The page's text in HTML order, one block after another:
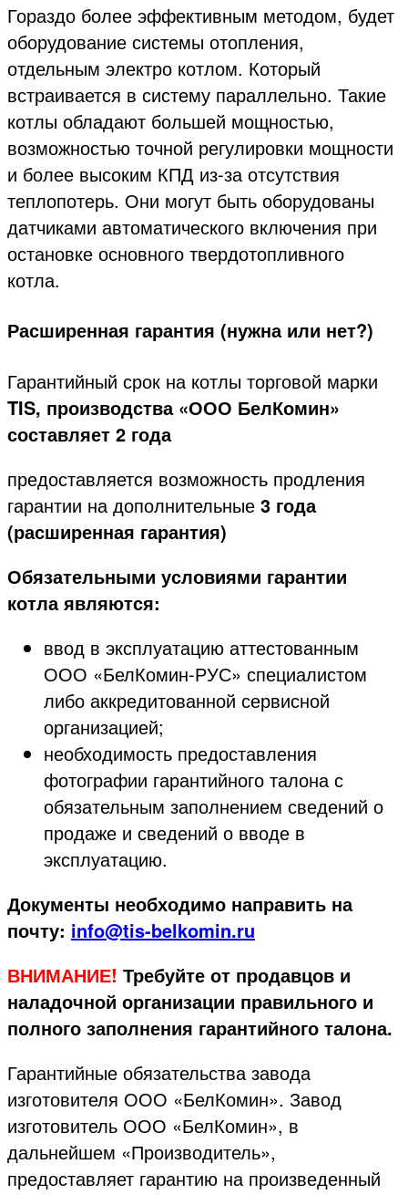
Гораздо более эффективным методом, будет
оборудование системы отопления,
отдельным электро котлом. Который
встраивается в систему параллельно. Такие
котлы обладают большей мощностью,
возможностью точной регулировки мощности
и более высоким КПД из-за отсутствия
теплопотерь. Они могут быть оборудованы
датчиками автоматического включения при
остановке основного твердотопливного
котла.
Расширенная гарантия (нужна или нет?)
Гарантийный срок на котлы торговой марки
TIS, производства «ООО БелКомин»
составляет 2 года
предоставляется возможность продления
гарантии на дополнительные 3 года
(расширенная гарантия)
Обязательными условиями гарантии
котла являются:
ввод в эксплуатацию аттестованным
ООО «БелКомин-РУС» специалистом
либо аккредитованной сервисной
организацией;
необходимость предоставления
фотографии гарантийного талона с
обязательным заполнением сведений о
продаже и сведений о вводе в
эксплуатацию.
Документы необходимо направить на
почту: info@tis-belkomin.ru
ВНИМАНИЕ! Требуйте от продавцов и
наладочной организации правильного и
полного заполнения гарантийного талона.
Гарантийные обязательства завода
изготовителя ООО «БелКомин». Завод
изготовитель ООО «БелКомин», в
дальнейшем «Производитель»,
предоставляет гарантию на произведенный